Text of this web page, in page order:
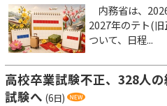
内務省は、
2027年のテト(
ついて、日程...
高校卒業試験不正、328人
試験へ (6日)